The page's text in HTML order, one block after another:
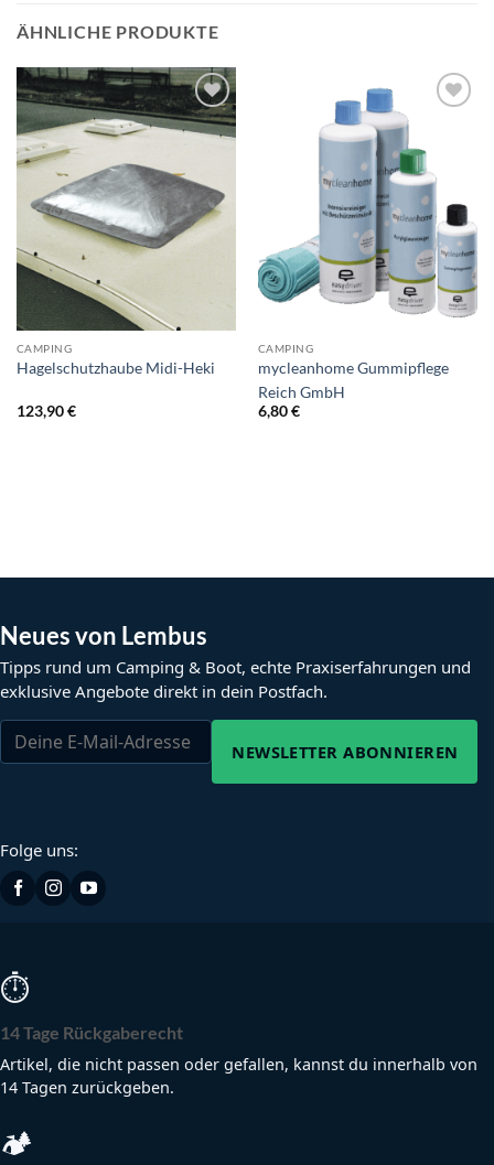
ÄHNLICHE PRODUKTE
CAMPING
Hagelschutzhaube Midi-Heki
123,90€
CAMPING
mycleanhome Gummipflege
Reich GmbH
6,80€
Neues von Lembus
Tipps rund um Camping & Boot, echte Praxiserfahrungen und
exklusive Angebote direkt in dein Postfach.
NEWSLETTER ABONNIEREN
Folge uns:
⏱
14 Tage Rückgaberecht
Artikel, die nicht passen oder gefallen, kannst du innerhalb von
14 Tagen zurückgeben.
🏕